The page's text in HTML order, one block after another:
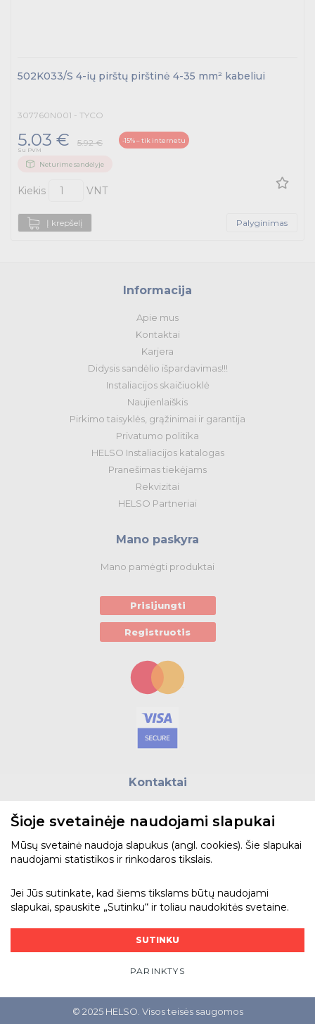
502K033/S 4-ių pirštų pirštinė 4-35 mm² kabeliui
307760N001 - TYCO
5.03 € 5.92 € -15% – tik internetu
Su PVM
Neturime sandėlyje
Kiekis VNT
Į krepšelį Palyginimas
Informacija
Apie mus
Kontaktai
Karjera
Didysis sandėlio išpardavimas!!!
Instaliacijos skaičiuoklė
Naujienlaiškis
Pirkimo taisyklės, grąžinimai ir garantija
Privatumo politika
HELSO Instaliacijos katalogas
Pranešimas tiekėjams
Rekvizitai
HELSO Partneriai
Mano paskyra
Mano pamėgti produktai
Prisijungti
Registruotis
Kontaktai
Telefonas:+370 5 215 0070
Adresas: Vilkpėdės g. 4, LT-03151, Vilnius
Bendraukime
© 2025 HELSO. Visos teisės saugomos
Šioje svetainėje naudojami slapukai
Mūsų svetainė naudoja slapukus (angl. cookies). Šie slapukai
naudojami statistikos ir rinkodaros tikslais.
Jei Jūs sutinkate, kad šiems tikslams būtų naudojami
slapukai, spauskite „Sutinku“ ir toliau naudokitės svetaine.
SUTINKU
PARINKTYS